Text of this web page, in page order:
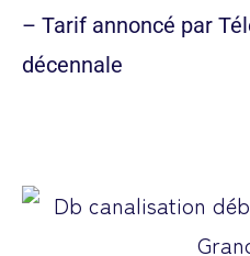
– Tarif annoncé par
décennale